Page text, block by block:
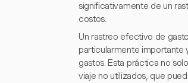
significativamente de un
costos.
Un rastreo efectivo de
particularmente importante
gastos. Esta práctica no
viaje no utilizados, que